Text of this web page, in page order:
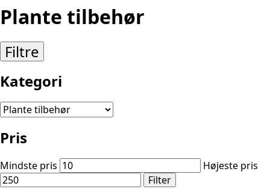
Plante tilbehør
Filtre
Kategori
Pris
Mindste pris
Højeste pris
Filter